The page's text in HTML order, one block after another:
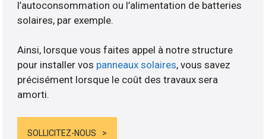
l’autoconsommation ou l’alimentation de batteries
solaires, par exemple.
Ainsi, lorsque vous faites appel à notre structure
pour installer vos panneaux solaires, vous savez
précisément lorsque le coût des travaux sera
amorti.
SOLLICITEZ-NOUS